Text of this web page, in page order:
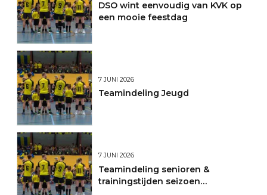
DSO wint eenvoudig van KVK op
een mooie feestdag
7 JUNI 2026
Teamindeling Jeugd
7 JUNI 2026
Teamindeling senioren &
trainingstijden seizoen